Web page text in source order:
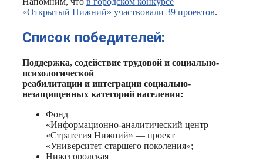
«Открытый Нижний» участвовали 39 проектов.
Список победителей:
Поддержка, содействие трудовой и социально-
психологической
реабилитации и интеграции социально-
незащищенных категорий населения:
Фонд
«Информационно-аналитический центр
«Стратегия Нижний» — проект
«Университет старшего поколения»;
Нижегородская